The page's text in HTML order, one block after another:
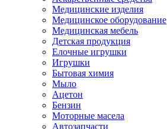
Медицинские изделия
Медицинское оборудование
Медицинская мебель
Детская продукция
Елочные игрушки
Игрушки
Бытовая химия
Мыло
Ацетон
Бензин
Моторные масела
Автозапчасти